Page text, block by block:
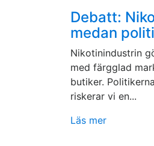
Debatt:
medan
Nikotinindustrin
med färgglad
butiker.
riskerar vi en...
Läs mer